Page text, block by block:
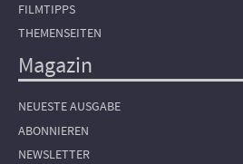
FILMTIPPS
THEMENSEITEN
Magazin
NEUESTE AUSGABE
ABONNIEREN
NEWSLETTER